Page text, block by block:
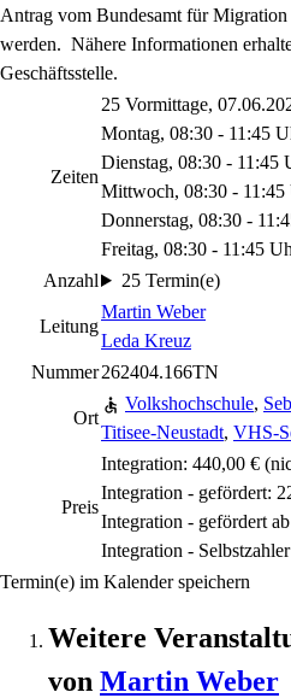
Antrag vom Bundesamt für
werden. Nähere Informationen
Geschäftsstelle.
Zeiten
25 Vormittage,
Montag, 08:30 - 11:45
Dienstag, 08:30 - 11:45
Mittwoch, 08:30 - 11:45
Donnerstag, 08:30 -
Freitag, 08:30 - 11:45
Anzahl
25 Termin(e)
Leitung
Martin Weber
Leda Kreuz
Nummer262404.166TN
Ort
Volkshochschule,
Titisee-Neustadt, VHS-
Preis
Integration: 440,00 €
Integration - gefördert:
Integration - gefördert
Integration -
Termin(e) im Kalender speichern
Weitere
von Martin Weber